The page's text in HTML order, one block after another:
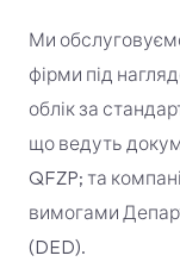
Ми
фірми під
облік за
що ведуть
QFZP; та
вимогами
(DED).